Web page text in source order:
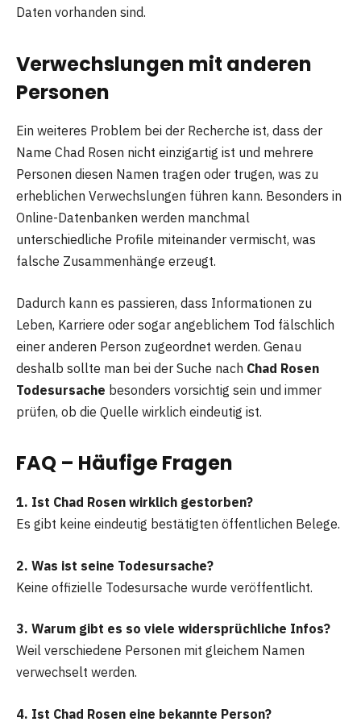
Daten vorhanden sind.
Verwechslungen mit anderen
Personen
Ein weiteres Problem bei der Recherche ist, dass der
Name Chad Rosen nicht einzigartig ist und mehrere
Personen diesen Namen tragen oder trugen, was zu
erheblichen Verwechslungen führen kann. Besonders in
Online-Datenbanken werden manchmal
unterschiedliche Profile miteinander vermischt, was
falsche Zusammenhänge erzeugt.
Dadurch kann es passieren, dass Informationen zu
Leben, Karriere oder sogar angeblichem Tod fälschlich
einer anderen Person zugeordnet werden. Genau
deshalb sollte man bei der Suche nach Chad Rosen
Todesursache besonders vorsichtig sein und immer
prüfen, ob die Quelle wirklich eindeutig ist.
FAQ – Häufige Fragen
1. Ist Chad Rosen wirklich gestorben?
Es gibt keine eindeutig bestätigten öffentlichen Belege.
2. Was ist seine Todesursache?
Keine offizielle Todesursache wurde veröffentlicht.
3. Warum gibt es so viele widersprüchliche Infos?
Weil verschiedene Personen mit gleichem Namen
verwechselt werden.
4. Ist Chad Rosen eine bekannte Person?